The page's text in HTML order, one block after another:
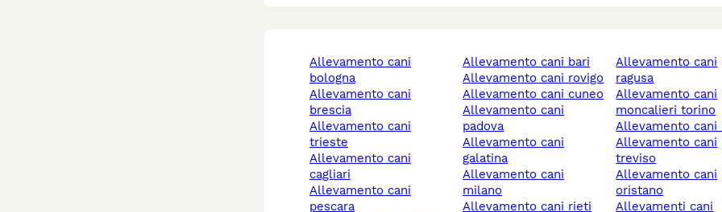
allevamento cani
bologna
allevamento cani
brescia
allevamento cani
trieste
allevamento cani
cagliari
allevamento cani
pescara
allevamento cani bari
allevamento cani rovigo
allevamento cani cuneo
allevamento cani
padova
allevamento cani
galatina
allevamento cani
milano
allevamento cani rieti
allevamento cani
ragusa
allevamento cani
moncalieri torino
allevamento cani
allevamento cani
treviso
allevamento cani
oristano
allevamenti cani